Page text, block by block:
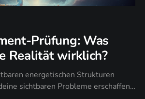
Prüfung: Was
Realität wirklich?
energetischen Strukturen
sichtbaren Probleme erschaffen